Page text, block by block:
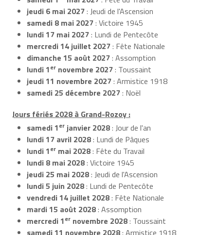
jeudi 6 mai 2027: Jeudi de l'Ascension
samedi 8 mai 2027: Victoire 1945
lundi 17 mai 2027: Lundi de Pentecôte
mercredi 14 juillet 2027: Fête Nationale
dimanche 15 août 2027: Assomption
lundi 1er novembre 2027: Toussaint
jeudi 11 novembre 2027: Armistice 1918
samedi 25 décembre 2027: Noël
Jours fériés 2028 à Grand-Rozoy :
samedi 1er janvier 2028: Jour de l'an
lundi 17 avril 2028: Lundi de Pâques
lundi 1er mai 2028: Fête du Travail
lundi 8 mai 2028: Victoire 1945
jeudi 25 mai 2028: Jeudi de l'Ascension
lundi 5 juin 2028: Lundi de Pentecôte
vendredi 14 juillet 2028: Fête Nationale
mardi 15 août 2028: Assomption
mercredi 1er novembre 2028: Toussaint